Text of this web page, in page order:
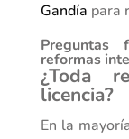
Gandía para
Preguntas
reformas
¿Toda
licencia?
En la